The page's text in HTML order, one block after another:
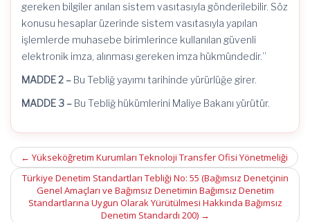
gereken bilgiler anılan sistem vasıtasıyla gönderilebilir. Söz
konusu hesaplar üzerinde sistem vasıtasıyla yapılan
işlemlerde muhasebe birimlerince kullanılan güvenli
elektronik imza, alınması gereken imza hükmündedir.”
MADDE 2 – Bu Tebliğ yayımı tarihinde yürürlüğe girer.
MADDE 3 – Bu Tebliğ hükümlerini Maliye Bakanı yürütür.
Post
navigation
← Yükseköğretim Kurumları Teknoloji Transfer Ofisi Yönetmeliği
Türkiye Denetim Standartları Tebliği No: 55 (Bağımsız Denetçinin
Genel Amaçları ve Bağımsız Denetimin Bağımsız Denetim
Standartlarına Uygun Olarak Yürütülmesi Hakkında Bağımsız
Denetim Standardı 200) →